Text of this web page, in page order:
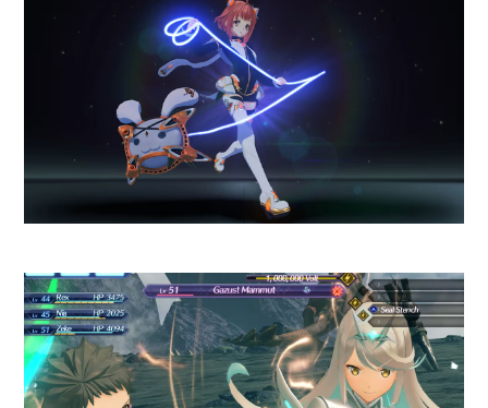
15:00 y hasta las 21:00 horas
además del uso a través de las
reservas, está disponible para
pequeños torneos y otras
actividades. La info la pueden
Burger King.